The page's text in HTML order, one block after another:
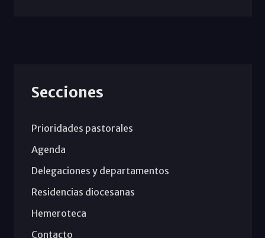
Secciones
Prioridades pastorales
Agenda
Delegaciones y departamentos
Residencias diocesanas
Hemeroteca
Contacto